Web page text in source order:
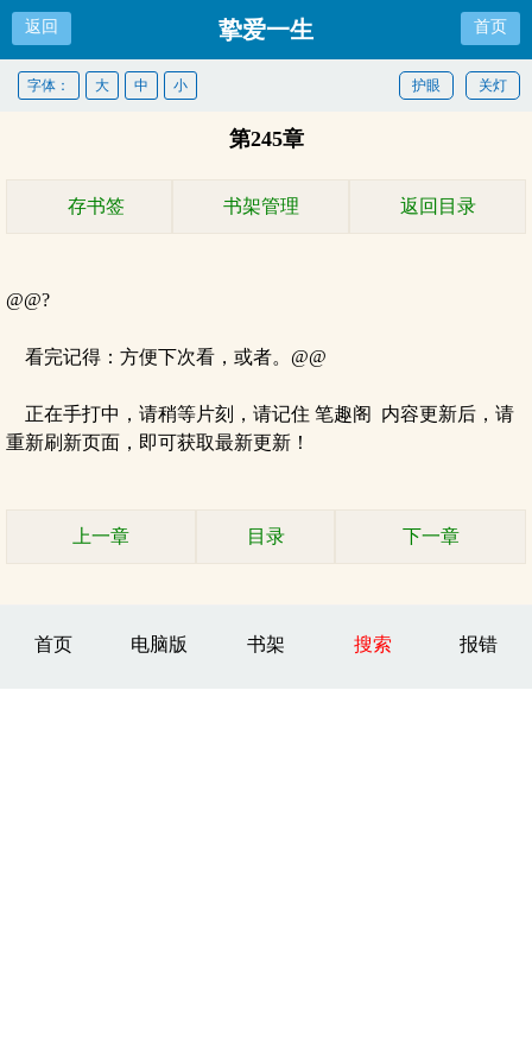
返回 挚爱一生 首页
关灯
护眼
字体： 大 中 小
第245章
存书签 书架管理 返回目录
@@?
看完记得：方便下次看，或者。@@
正在手打中，请稍等片刻，请记住 笔趣阁 内容更新后，请
重新刷新页面，即可获取最新更新！
上一章 目录 下一章
首页 电脑版 书架 搜索 报错